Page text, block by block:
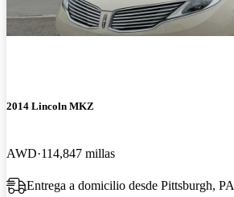
2014 Lincoln MKZ
AWD 114,847 millas
Entrega a domicilio desde Pittsburgh, PA